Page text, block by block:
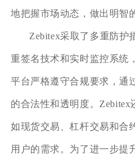
地把握市场动态，做出明智
Zebitex采取了多重防护
重签名技术和实时监控系统
平台严格遵守合规要求，通
的合法性和透明度。Zebitex
如现货交易、杠杆交易和合
用户的需求。为了进一步提